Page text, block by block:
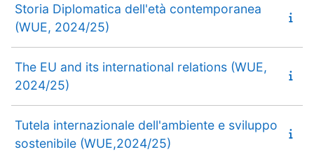
Storia Diplomatica dell'età contemporanea
(WUE, 2024/25)
The EU and its international relations (WUE,
2024/25)
Tutela internazionale dell'ambiente e sviluppo
sostenibile (WUE,2024/25)